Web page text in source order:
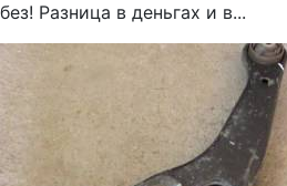
без! Разница в деньгах и в...